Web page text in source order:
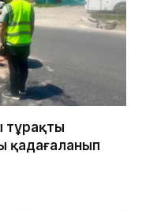
тұрақты
қадағаланып